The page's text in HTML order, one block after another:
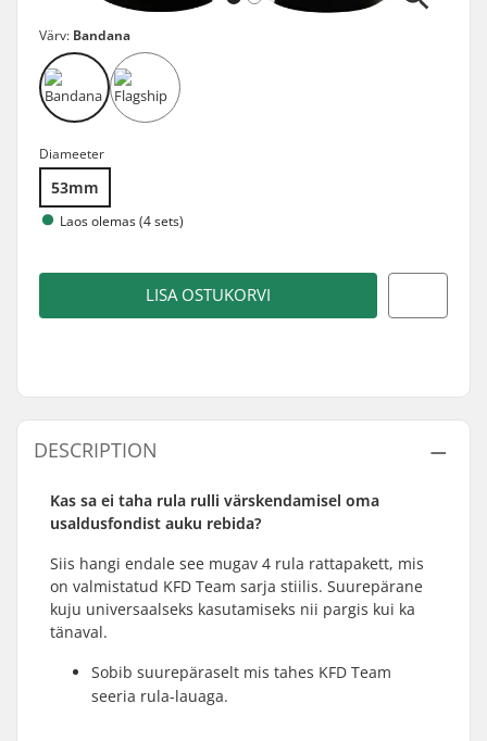
Värv: Bandana
Diameeter
53mm
Laos olemas (4 sets)
LISA OSTUKORVI
DESCRIPTION
Kas sa ei taha rula rulli värskendamisel oma
usaldusfondist auku rebida?
Siis hangi endale see mugav 4 rula rattapakett, mis
on valmistatud KFD Team sarja stiilis. Suurepärane
kuju universaalseks kasutamiseks nii pargis kui ka
tänaval.
Sobib suurepäraselt mis tahes KFD Team
seeria rula-lauaga.